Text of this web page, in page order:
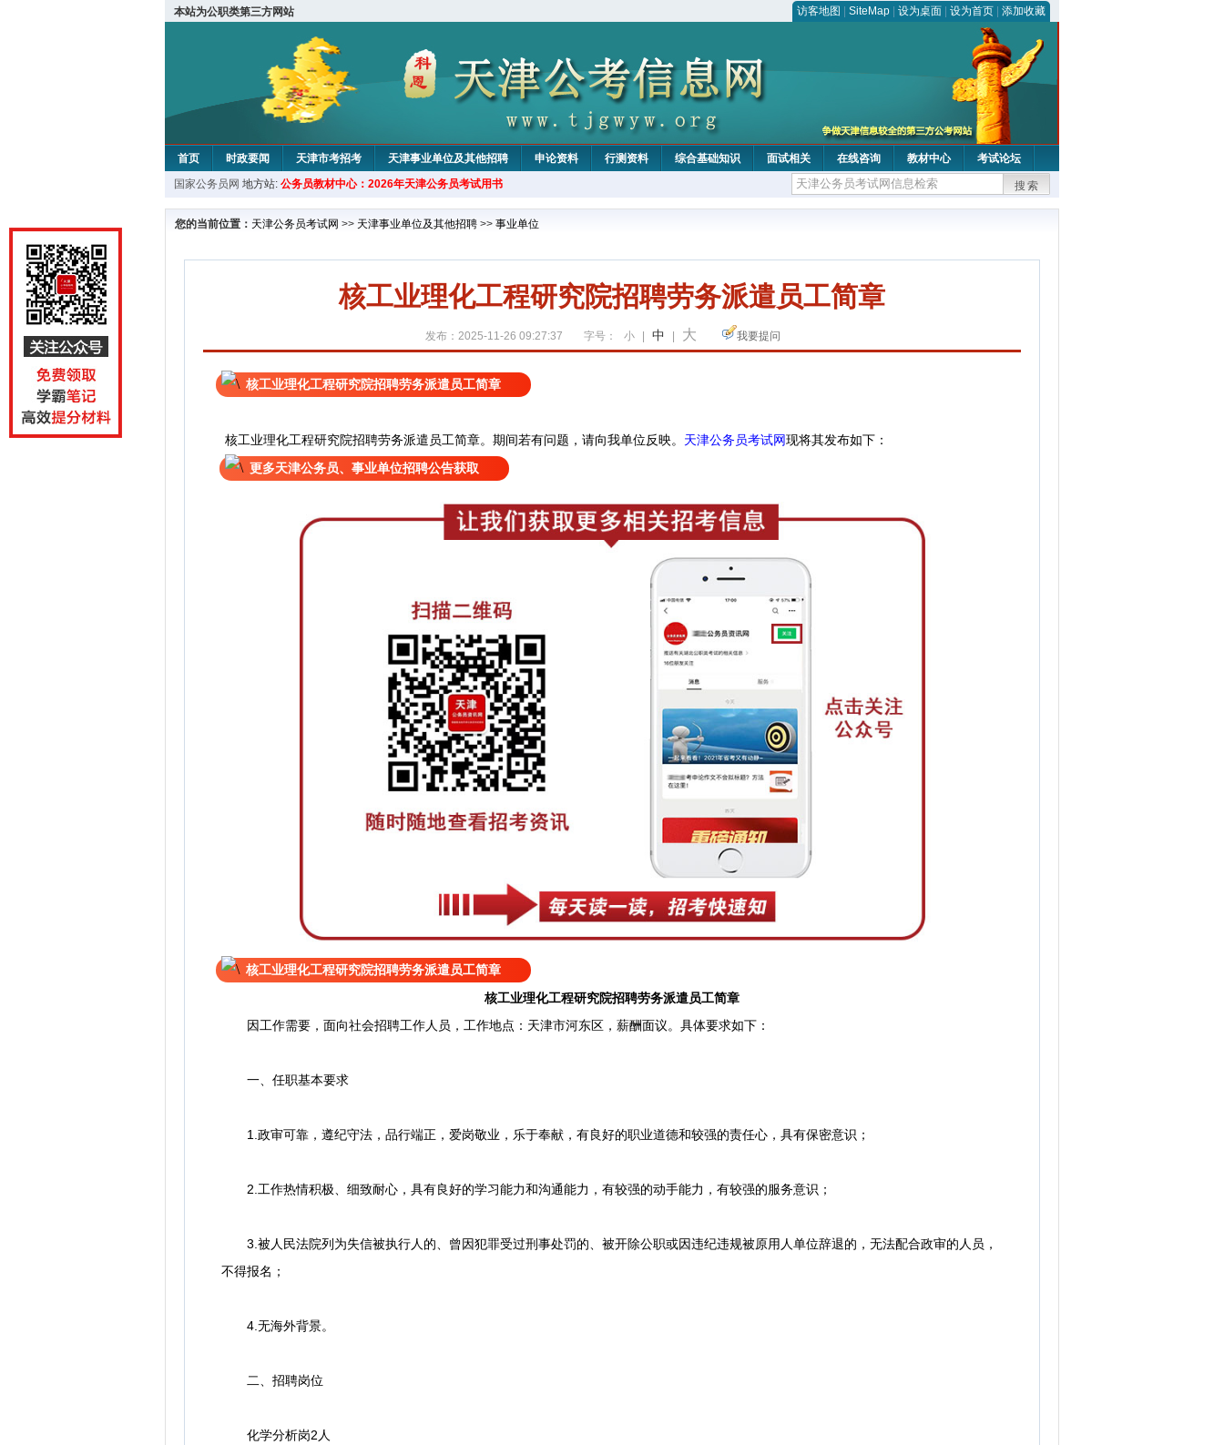
本站为公职类第三方网站 访客地图 SiteMap 设为桌面 设为首页 添加收藏
首页 时政要闻 天津市考招考 天津事业单位及其他招聘 申论资料 行测资料 综合基础知识 面试相关 在线咨询 教材中心 考试论坛
教材中心
国家公务员网 地方站: 公务员教材中心：2026年天津公务员考试用书 搜索
您的当前位置： 天津公务员考试网 >> 天津事业单位及其他招聘 >> 事业单位
核工业理化工程研究院招聘劳务派遣员工简章
发布：2025-11-26 09:27:37 字号： 小 中 大 我要提问
核工业理化工程研究院招聘劳务派遣员工简章
核工业理化工程研究院招聘劳务派遣员工简章。 期间若有问题，请向我单位反映。 天津公务员考试网现将其发布如下：
更多天津公务员、事业单位招聘公告获取
核工业理化工程研究院招聘劳务派遣员工简章
核工业理化工程研究院招聘劳务派遣员工简章
因工作需要，面向社会招聘工作人员，工作地点：天津市河东区，薪酬面议。具体要求如下：
一、任职基本要求
1.政审可靠，遵纪守法，品行端正，爱岗敬业，乐于奉献，有良好的职业道德和较强的责任心，具有保密意识；
2.工作热情积极、细致耐心，具有良好的学习能力和沟通能力，有较强的动手能力，有较强的服务意识；
3.被人民法院列为失信被执行人的、曾因犯罪受过刑事处罚的、被开除公职或因违纪违规被原用人单位辞退的，无法配合政审的人员，
不得报名；
4.无海外背景。
二、招聘岗位
化学分析岗2人